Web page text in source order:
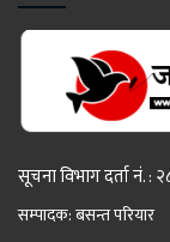
सूचना विभाग दर्ता नं.
सम्पादक: बसन्त परियार